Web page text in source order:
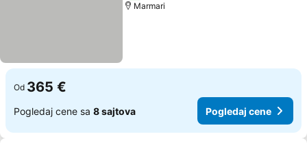
Marmari
Od 365 €
Pogledaj cene sa 8 sajtova Pogledaj cene